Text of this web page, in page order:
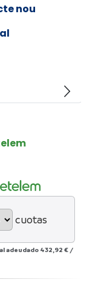
nou
arrow_forward_ios
cuotas
adeudado 432,92 € /